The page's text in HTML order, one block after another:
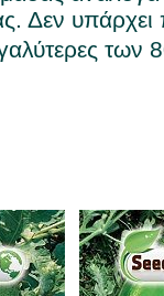
Δεν υπάρχει
των